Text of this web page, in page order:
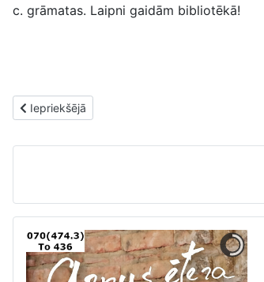
c. grāmatas. Laipni gaidām bibliotēkā!
Iepriekšējais raksts: Jaunās grāmatas. 16. aprīlis
Iepriekšējā